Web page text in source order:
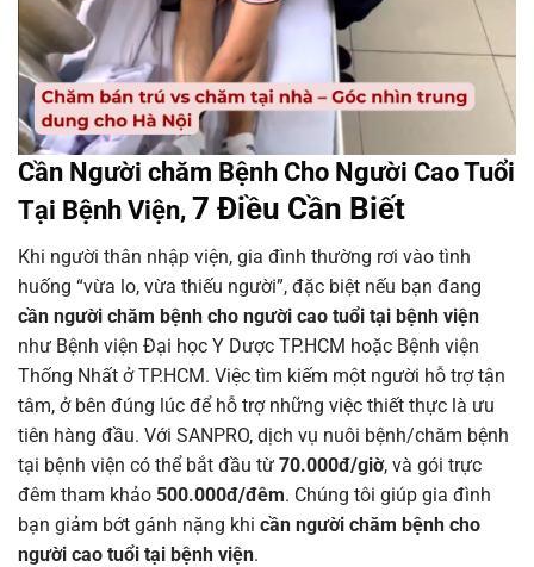
Cần Người chăm Bệnh Cho Người Cao Tuổi
Tại Bệnh Viện,7 Điều Cần Biết
Khi người thân nhập viện, gia đình thường rơi vào tình
huống “vừa lo, vừa thiếu người”, đặc biệt nếu bạn đang
cần người chăm bệnh cho người cao tuổi tại bệnh viện
như Bệnh viện Đại học Y Dược TP.HCM hoặc Bệnh viện
Thống Nhất ở TP.HCM. Việc tìm kiếm một người hỗ trợ tận
tâm, ở bên đúng lúc để hỗ trợ những việc thiết thực là ưu
tiên hàng đầu. Với SANPRO, dịch vụ nuôi bệnh/chăm bệnh
tại bệnh viện có thể bắt đầu từ 70.000đ/giờ, và gói trực
đêm tham khảo 500.000đ/đêm. Chúng tôi giúp gia đình
bạn giảm bớt gánh nặng khi cần người chăm bệnh cho
người cao tuổi tại bệnh viện.